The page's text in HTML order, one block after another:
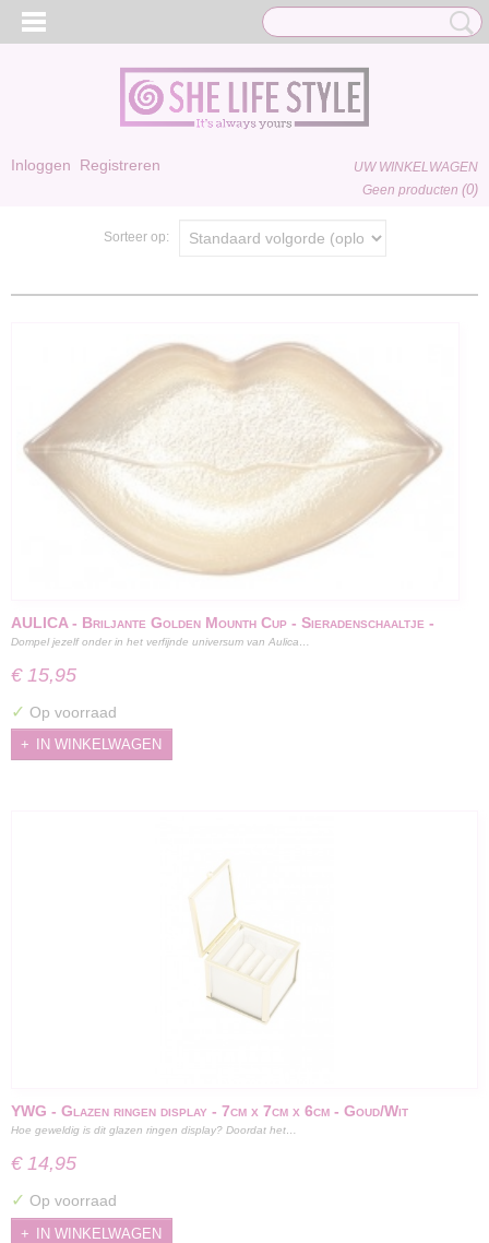
Inloggen Registreren
UW WINKELWAGEN
Geen producten (0)
Sorteer op:
AULICA - Briljante Golden Mounth Cup - Sieradenschaaltje -
chocoladeschaaltje - 17,5x4x4cm - Goud
Dompel jezelf onder in het verfijnde universum van Aulica…
€ 15,95
✓ Op voorraad
IN WINKELWAGEN
YWG - Glazen ringen display - 7cm x 7cm x 6cm - Goud/Wit
Hoe geweldig is dit glazen ringen display? Doordat het…
€ 14,95
✓ Op voorraad
IN WINKELWAGEN